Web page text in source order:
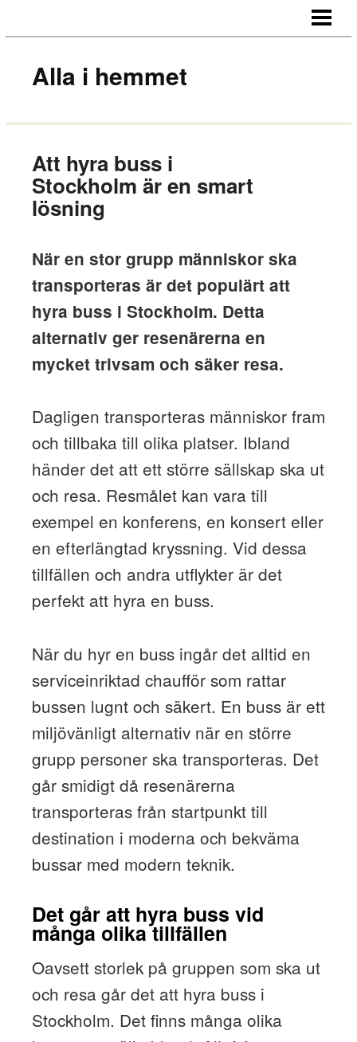
KONTAKT
Alla i hemmet
Att hyra buss i
Stockholm är en smart
lösning
När en stor grupp människor ska
transporteras är det populärt att
hyra buss i Stockholm. Detta
alternativ ger resenärerna en
mycket trivsam och säker resa.
Dagligen transporteras människor fram
och tillbaka till olika platser. Ibland
händer det att ett större sällskap ska ut
och resa. Resmålet kan vara till
exempel en konferens, en konsert eller
en efterlängtad kryssning. Vid dessa
tillfällen och andra utflykter är det
perfekt att hyra en buss.
När du hyr en buss ingår det alltid en
serviceinriktad chaufför som rattar
bussen lugnt och säkert. En buss är ett
miljövänligt alternativ när en större
grupp personer ska transporteras. Det
går smidigt då resenärerna
transporteras från startpunkt till
destination i moderna och bekväma
bussar med modern teknik.
Det går att hyra buss vid
många olika tillfällen
Oavsett storlek på gruppen som ska ut
och resa går det att hyra buss i
Stockholm. Det finns många olika